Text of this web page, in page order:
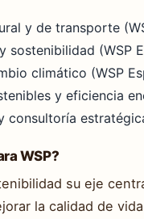
y de transporte
sostenibilidad (WSP
climático (WSP
y eficiencia
consultoría
WSP?
su eje
la calidad de